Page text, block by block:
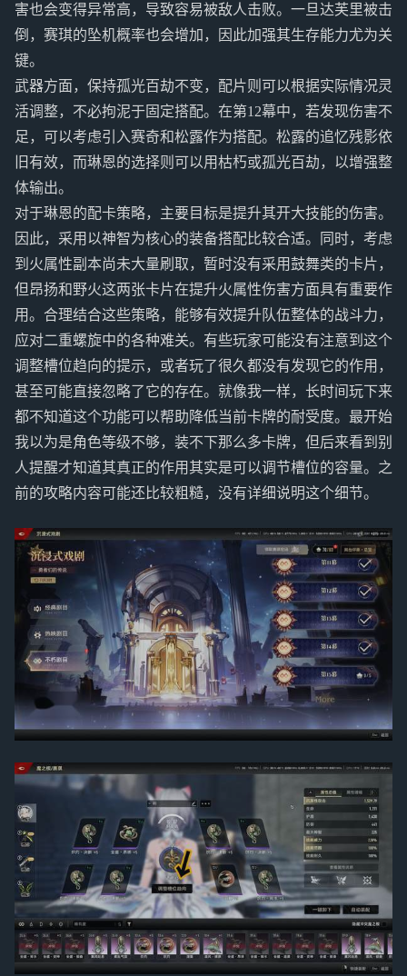
害也会变得异常高，导致容易被敌人击败。一旦达芙里被击
倒，赛琪的坠机概率也会增加，因此加强其生存能力尤为关
键。
武器方面，保持孤光百劫不变，配片则可以根据实际情况灵
活调整，不必拘泥于固定搭配。在第12幕中，若发现伤害不
足，可以考虑引入赛奇和松露作为搭配。松露的追忆残影依
旧有效，而琳恩的选择则可以用枯朽或孤光百劫，以增强整
体输出。
对于琳恩的配卡策略，主要目标是提升其开大技能的伤害。
因此，采用以神智为核心的装备搭配比较合适。同时，考虑
到火属性副本尚未大量刷取，暂时没有采用鼓舞类的卡片，
但昂扬和野火这两张卡片在提升火属性伤害方面具有重要作
用。合理结合这些策略，能够有效提升队伍整体的战斗力，
应对二重螺旋中的各种难关。有些玩家可能没有注意到这个
调整槽位趋向的提示，或者玩了很久都没有发现它的作用，
甚至可能直接忽略了它的存在。就像我一样，长时间玩下来
都不知道这个功能可以帮助降低当前卡牌的耐受度。最开始
我以为是角色等级不够，装不下那么多卡牌，但后来看到别
人提醒才知道其真正的作用其实是可以调节槽位的容量。之
前的攻略内容可能还比较粗糙，没有详细说明这个细节。